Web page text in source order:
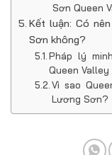
Sơn Queen
Kết luận: Có
Sơn không?
Pháp lý
Queen Valley
Vì sao
Lương Sơn?